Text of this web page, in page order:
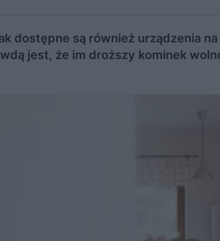
dostępne są również urządzenia
jest, że im droższy kominek